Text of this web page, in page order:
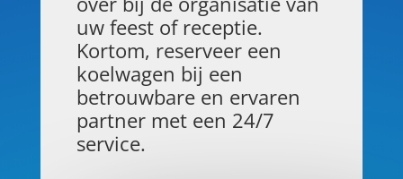
uw feest of receptie.
Kortom, reserveer een
koelwagen bij een
betrouwbare en ervaren
partner met een 24/7
service.